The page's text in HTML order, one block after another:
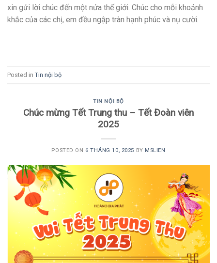
xin gửi lời chúc đến một nửa thế giới. Chúc cho mỗi khoảnh
khắc của các chị, em đều ngập tràn hạnh phúc và nụ cười.
Posted in Tin nội bộ
TIN NỘI BỘ
Chúc mừng Tết Trung thu – Tết Đoàn viên
2025
POSTED ON 6 THÁNG 10, 2025 BY MSLIEN